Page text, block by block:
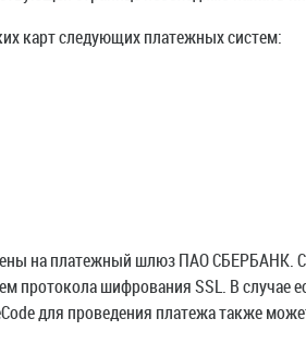
карт следующих платежных систем:
на платежный шлюз ПАО СБЕРБАНК.
шифрования SSL. В случае
для проведения платежа также